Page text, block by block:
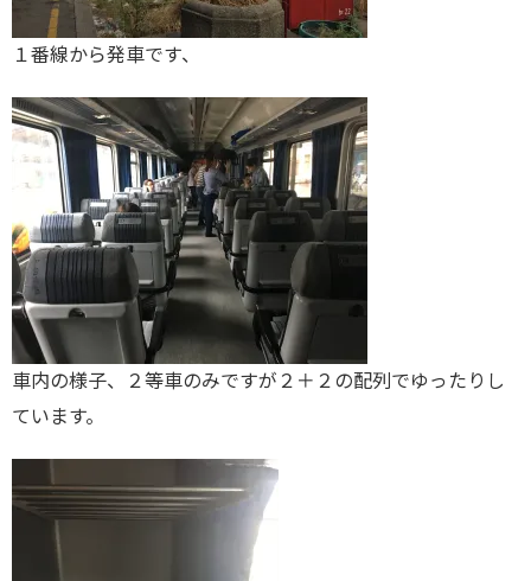
１番線から発車です、
車内の様子、２等車のみですが２＋２の配列でゆったりし
ています。